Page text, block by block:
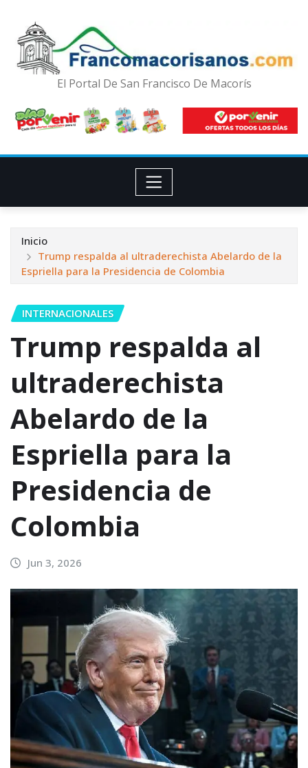
El Portal De San Francisco De Macorís
Inicio
Trump respalda al ultraderechista Abelardo de la
Espriella para la Presidencia de Colombia
INTERNACIONALES
Trump respalda al
ultraderechista
Abelardo de la
Espriella para la
Presidencia de
Colombia
Jun 3, 2026